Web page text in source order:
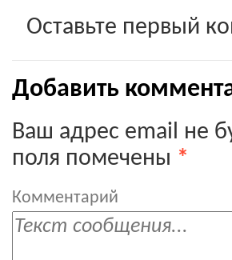
Оставьте первый
Добавить
Ваш адрес email не
поля помечены *
Комментарий